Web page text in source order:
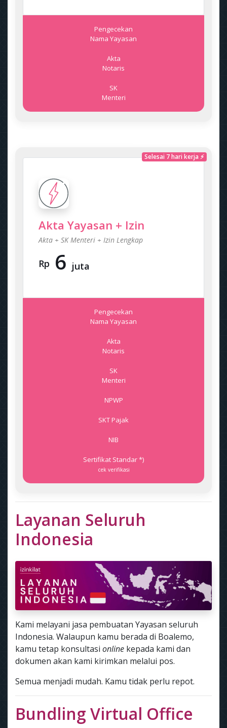
Pengecekan
Nama Yayasan
Akta
Notaris
SK
Menteri
Selesai 7 hari kerja ⚡
Akta Yayasan + Izin
Akta + SK Menteri + Izin Lengkap
Rp 6 juta
Pengecekan
Nama Yayasan
Akta
Notaris
SK
Menteri
NPWP
SKT Pajak
NIB
Sertifikat Standar *)
cek verifikasi
Layanan Seluruh
Indonesia
Kami melayani jasa pembuatan Yayasan seluruh
Indonesia. Walaupun kamu berada di Boalemo,
kamu tetap konsultasi online kepada kami dan
dokumen akan kami kirimkan melalui pos.
Semua menjadi mudah. Kamu tidak perlu repot.
Bundling Virtual Office